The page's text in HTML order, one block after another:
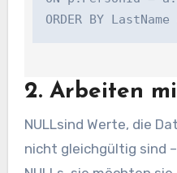
2. Arbeiten
NULLsind Werte, die
nicht gleichgültig sind